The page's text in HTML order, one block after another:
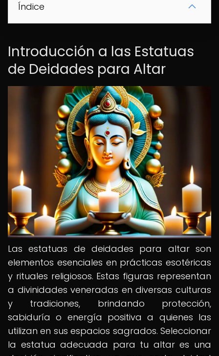
Índice
Introducción a las Estatuas
de Deidades para Altar
Las estatuas de deidades para altar son
elementos esenciales en prácticas esotéricas
y rituales religiosos. Estas figuras representan
a divinidades veneradas en diversas culturas
y tradiciones, brindando protección,
sabiduría o energía positiva a quienes las
utilizan en sus espacios sagrados. Seleccionar
la estatua adecuada para tu altar es una